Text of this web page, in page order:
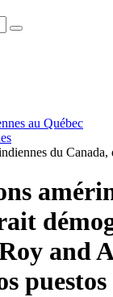
au Québec
du
and